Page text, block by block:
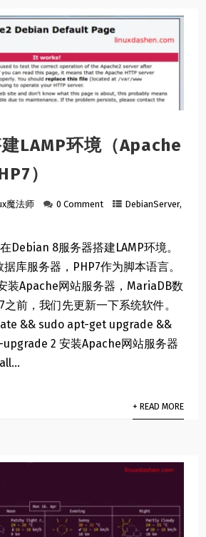
LAMP环境（Apache
）
魔法师 0 Comment DebianServer,
Debian 8服务器搭建LAMP环境。
库服务器，PHP7作为脚本语言。
装Apache网站服务器，MariaDB数
前，我们先更新一下系统软件。
&& sudo apt-get upgrade &&
2 安装Apache网站服务器
+ READ MORE